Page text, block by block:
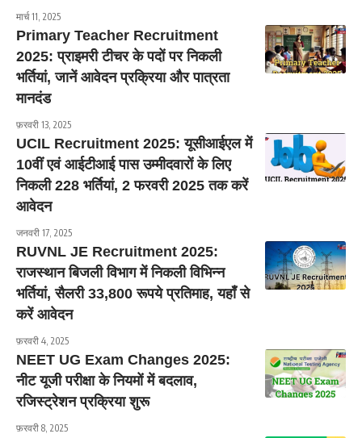
मार्च 11, 2025
Primary Teacher Recruitment
2025: प्राइमरी टीचर के पदों पर निकली
भर्तियां, जानें आवेदन प्रक्रिया और पात्रता
मानदंड
फ़रवरी 13, 2025
UCIL Recruitment 2025: यूसीआईएल में
10वीं एवं आईटीआई पास उम्मीदवारों के लिए
निकली 228 भर्तियां, 2 फरवरी 2025 तक करें
आवेदन
जनवरी 17, 2025
RUVNL JE Recruitment 2025:
राजस्थान बिजली विभाग में निकली विभिन्न
भर्तियां, सैलरी 33,800 रूपये प्रतिमाह, यहाँ से
करें आवेदन
फ़रवरी 4, 2025
NEET UG Exam Changes 2025:
नीट यूजी परीक्षा के नियमों में बदलाव,
रजिस्ट्रेशन प्रक्रिया शुरू
फ़रवरी 8, 2025